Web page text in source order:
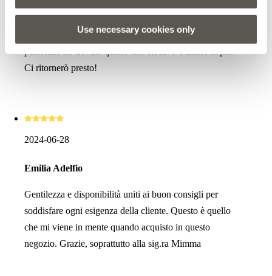
Use necessary cookies only
Tatiana Sviridova
Ottima esperienza! Con l’aiuto professionale del
Ci ritornerò presto!
2024-06-28
Emilia Adelfio
Gentilezza e disponibilità uniti ai buon consigli per
soddisfare ogni esigenza della cliente. Questo è quello
che mi viene in mente quando acquisto in questo
negozio. Grazie, soprattutto alla sig.ra Mimma